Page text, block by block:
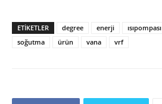
ETİKETLER degree enerji ısıpompası
soğutma
ürün vana vrf